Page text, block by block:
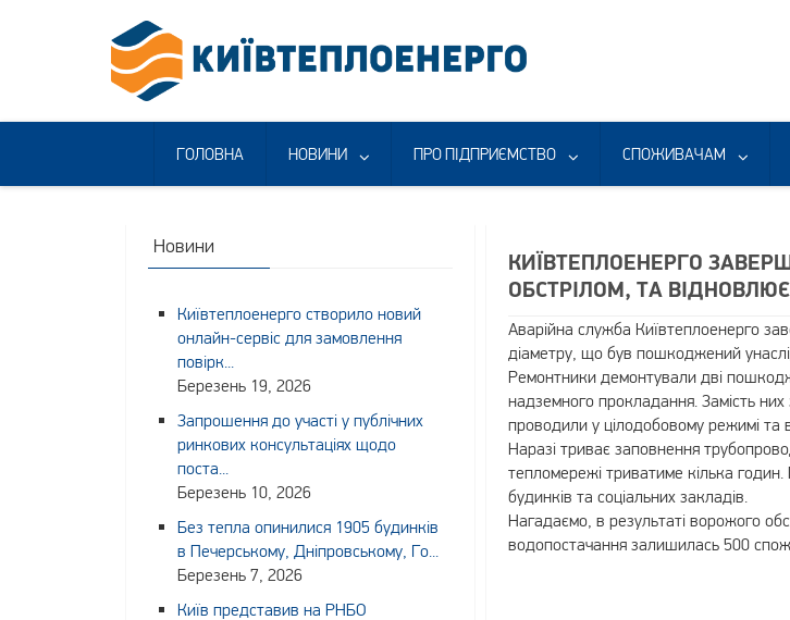
ГОЛОВНА НОВИНИ ПРО ПІДПРИЄМСТВО СПОЖИВАЧАМ
КИЇВТЕПЛОЕНЕРГО
ОБСТРІЛОМ, ТА
Аварійна служба Київтеплоенерго
діаметру, що був пошкоджений
Ремонтники демонтували дві
надземного прокладання. Замість
проводили у цілодобовому режимі та
Наразі триває заповнення
тепломережі триватиме кілька
будинків та соціальних закладів.
Нагадаємо, в результаті ворожого
водопостачання залишилась 500
Новини
Київтеплоенерго створило новий
онлайн-сервіс для замовлення
повірк...
Березень 19, 2026
Запрошення до участі у публічних
ринкових консультаціях щодо
поста...
Березень 10, 2026
Без тепла опинилися 1905 будинків
в Печерському, Дніпровському, Го...
Березень 7, 2026
Київ представив на РНБО